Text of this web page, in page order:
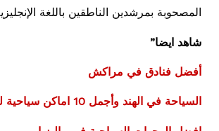
المصحوبة بمرشدين الناطقين باللغة
شاهد ايضا”
أفضل فنادق في مراكش
السياحة في الهند وأجمل 10 اماكن سياحية لزيارتها